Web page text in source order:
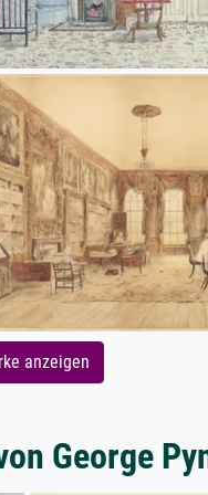
anzeigen
George